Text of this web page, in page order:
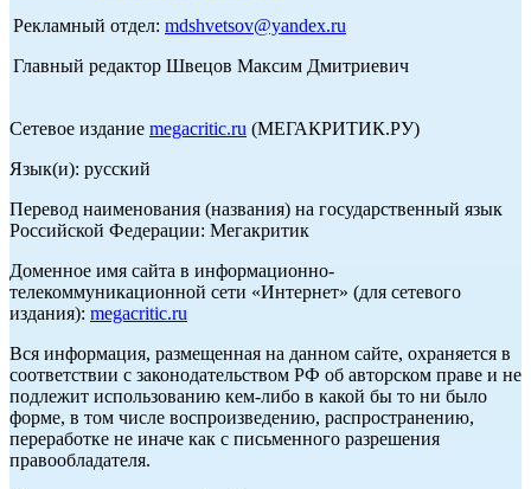
Рекламный отдел: mdshvetsov@yandex.ru
Главный редактор Швецов Максим Дмитриевич
Сетевое издание megacritic.ru (МЕГАКРИТИК.РУ)
Язык(и): русский
Перевод наименования (названия) на государственный язык
Российской Федерации: Мегакритик
Доменное имя сайта в информационно-
телекоммуникационной сети «Интернет» (для сетевого
издания): megacritic.ru
Вся информация, размещенная на данном сайте, охраняется в
соответствии с законодательством РФ об авторском праве и не
подлежит использованию кем-либо в какой бы то ни было
форме, в том числе воспроизведению, распространению,
переработке не иначе как с письменного разрешения
правообладателя.